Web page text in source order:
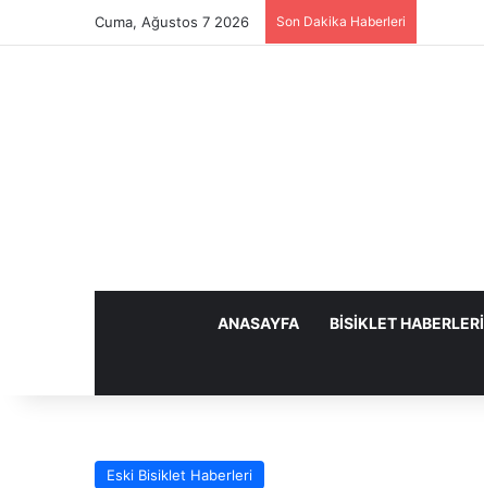
Cuma, Ağustos 7 2026 Son Dakika Haberleri
ANASAYFA BISIKLET HABERLERI
Eski Bisiklet Haberleri